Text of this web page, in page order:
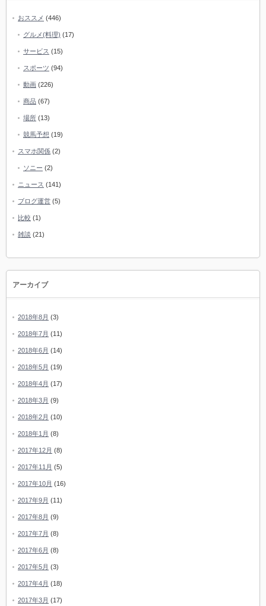
おススメ (446)
グルメ(料理) (17)
サービス (15)
スポーツ (94)
動画 (226)
商品 (67)
場所 (13)
競馬予想 (19)
スマホ関係 (2)
ソニー (2)
ニュース (141)
ブログ運営 (5)
比較 (1)
雑談 (21)
アーカイブ
2018年8月 (3)
2018年7月 (11)
2018年6月 (14)
2018年5月 (19)
2018年4月 (17)
2018年3月 (9)
2018年2月 (10)
2018年1月 (8)
2017年12月 (8)
2017年11月 (5)
2017年10月 (16)
2017年9月 (11)
2017年8月 (9)
2017年7月 (8)
2017年6月 (8)
2017年5月 (3)
2017年4月 (18)
2017年3月 (17)